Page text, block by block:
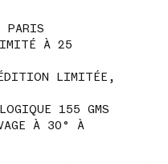
PARIS
À 25
LIMITÉE,
155 GMS
À 30° À